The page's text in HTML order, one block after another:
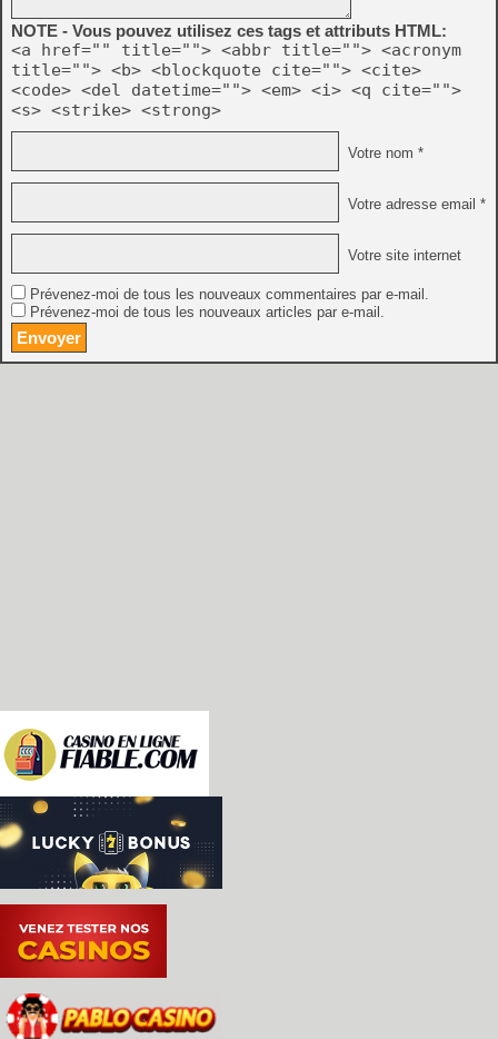
NOTE - Vous pouvez utilisez ces tags et attributs HTML:
<a href="" title=""> <abbr title=""> <acronym
title=""> <b> <blockquote cite=""> <cite>
<code> <del datetime=""> <em> <i> <q cite="">
<s> <strike> <strong>
Votre nom *
Votre adresse email *
Votre site internet
Prévenez-moi de tous les nouveaux commentaires par e-mail.
Prévenez-moi de tous les nouveaux articles par e-mail.